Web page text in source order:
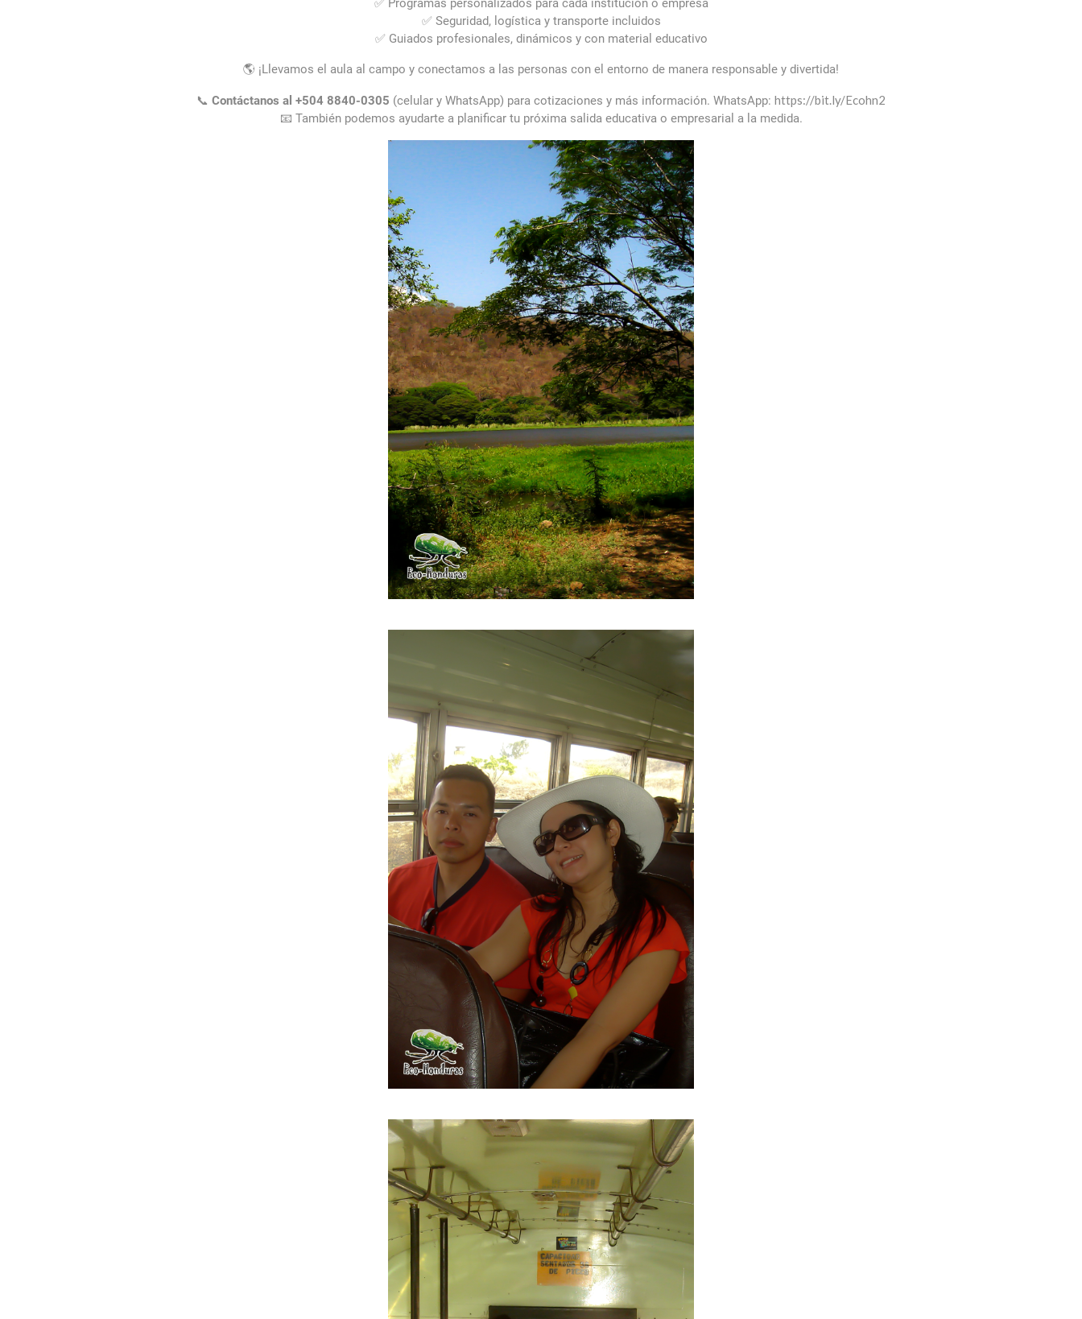
✅ Programas personalizados para cada institución o empresa
✅ Seguridad, logística y transporte incluidos
✅ Guiados profesionales, dinámicos y con material educativo
🌎 ¡Llevamos el aula al campo y conectamos a las personas con el entorno de manera responsable y divertida!
📞 Contáctanos al +504 8840-0305 (celular y WhatsApp) para cotizaciones y más información. WhatsApp: https://bit.ly/Ecohn2
📧 También podemos ayudarte a planificar tu próxima salida educativa o empresarial a la medida.